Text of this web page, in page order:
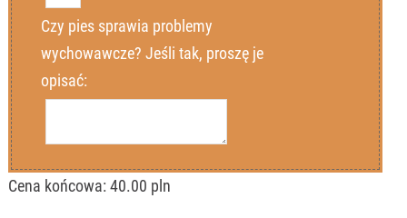
Czy pies sprawia problemy
wychowawcze? Jeśli tak, proszę je
opisać:
Cena końcowa: 40.00 pln